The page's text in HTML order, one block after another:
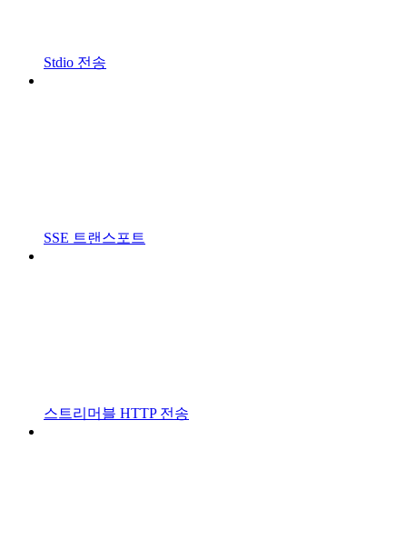
Stdio 전송
SSE 트랜스포트
스트리머블 HTTP 전송